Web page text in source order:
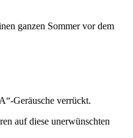
ganzen Sommer vor dem
Geräusche verrückt.
auf diese unerwünschten